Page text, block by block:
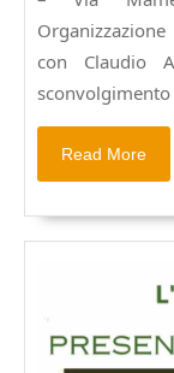
1971-
1974
con Claudio
Read More